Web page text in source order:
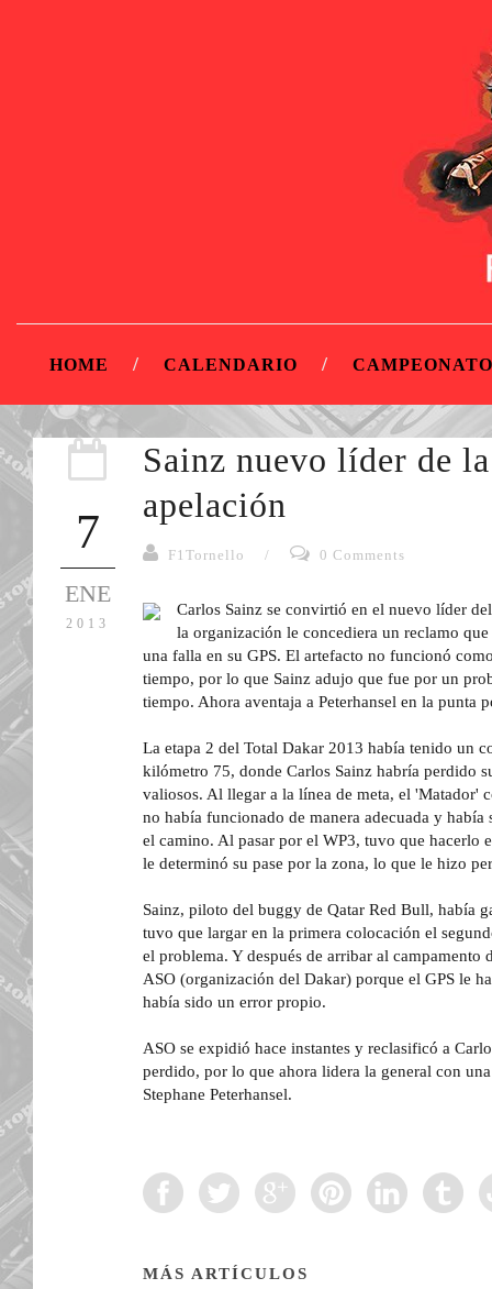
HOME CALENDARIO
7
ENE
2013
Sainz nuevo líder de
apelación
F1Tornello / 0 Comments
Carlos Sainz se convirtió en el nuevo líder
la organización le concediera un reclamo
una falla en su GPS. El artefacto no funcionó
tiempo, por lo que Sainz adujo que fue por un
tiempo. Ahora aventaja a Peterhansel en la punta
La etapa 2 del Total Dakar 2013 había tenido un
kilómetro 75, donde Carlos Sainz habría perdido
valiosos. Al llegar a la línea de meta, el 'Matador'
no había funcionado de manera adecuada y había
el camino. Al pasar por el WP3, tuvo que hacerlo
le determinó su pase por la zona, lo que le hizo
Sainz, piloto del buggy de Qatar Red Bull, había
tuvo que largar en la primera colocación el
el problema. Y después de arribar al campamento
ASO (organización del Dakar) porque el GPS le
había sido un error propio.
ASO se expidió hace instantes y reclasificó a
perdido, por lo que ahora lidera la general con
Stephane Peterhansel.
MÁS ARTÍCULOS